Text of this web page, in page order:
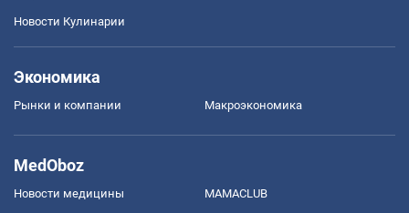
Новости Кулинарии
Экономика
Рынки и компании Mакроэкономика
MedOboz
Новости медицины MAMACLUB